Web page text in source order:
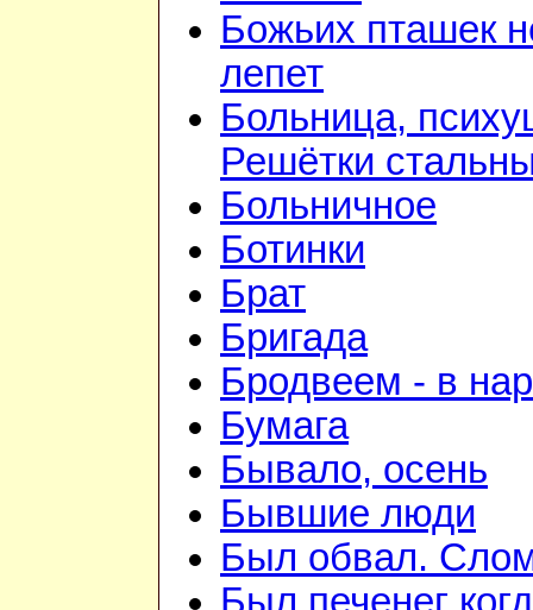
Божьих пташек
лепет
Больница,
Решётки
Больничное
Ботинки
Брат
Бригада
Бродвеем - в
Бумага
Бывало, осень
Бывшие люди
Был обвал.